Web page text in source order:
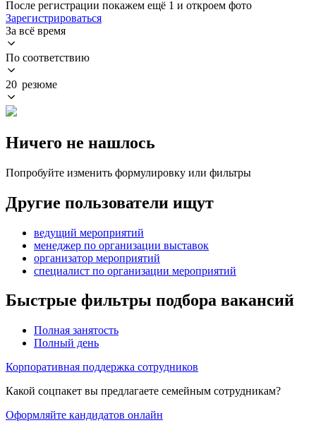
После регистрации покажем ещё 1 и откроем фото
Зарегистрироваться
За всё время
По соответствию
20 резюме
Ничего не нашлось
Попробуйте изменить формулировку или фильтры
Другие пользователи ищут
ведущий мероприятий
менеджер по организации выставок
организатор мероприятий
специалист по организации мероприятий
Быстрые фильтры подбора вакансий
Полная занятость
Полный день
Корпоративная поддержка сотрудников
Какой соцпакет вы предлагаете семейным сотрудникам?
Оформляйте кандидатов онлайн